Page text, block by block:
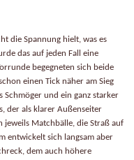
die Spannung hielt, was es
das auf jeden Fall eine
begegneten sich beide
einen Tick näher am Sieg
Schmöger und ein ganz starker
der als klarer Außenseiter
jeweils Matchbälle, die Straß auf
entwickelt sich langsam aber
dem auch höhere